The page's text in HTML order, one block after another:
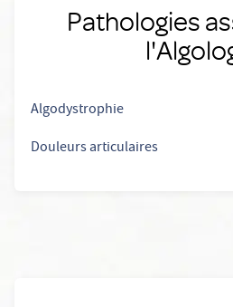
Pathologies
Algodystrophie
Douleurs articulaires